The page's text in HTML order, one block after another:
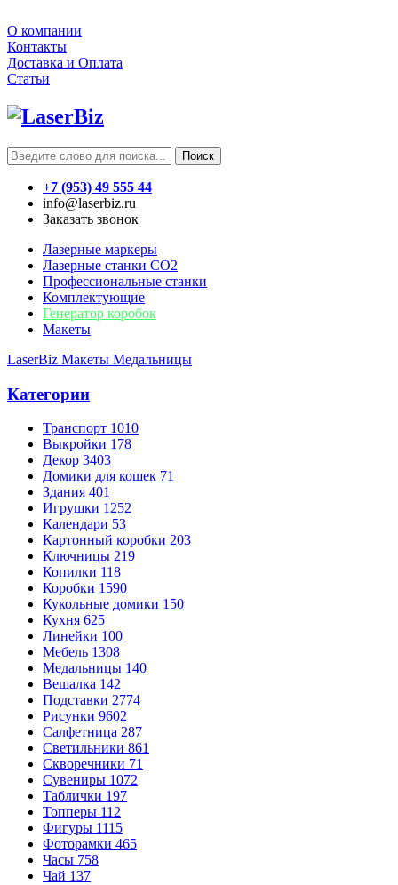
О компании
Контакты
Доставка и Оплата
Статьи
Поиск
+7 (953) 49 555 44
info@laserbiz.ru
Заказать звонок
Лазерные маркеры
Лазерные станки CO2
Профессиональные станки
Комплектующие
Генератор коробок
Макеты
LaserBiz Макеты Медальницы
Категории
Транспорт 1010
Выкройки 178
Декор 3403
Домики для кошек 71
Здания 401
Игрушки 1252
Календари 53
Картонный коробки 203
Ключницы 219
Копилки 118
Коробки 1590
Кукольные домики 150
Кухня 625
Линейки 100
Мебель 1308
Медальницы 140
Вешалка 142
Подставки 2774
Рисунки 9602
Салфетница 287
Светильники 861
Скворечники 71
Сувениры 1072
Таблички 197
Топперы 112
Фигуры 1115
Фоторамки 465
Часы 758
Чай 137